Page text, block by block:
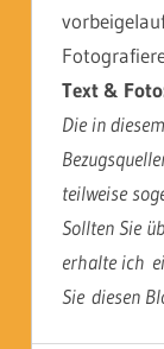
Text &
Die in
teilweise
Sollten Sie
erhalte ich
Sie diesen